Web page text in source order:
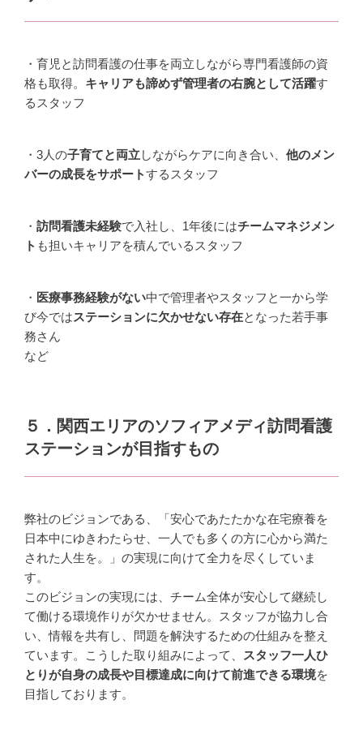
・ 育児と訪問看護の仕事を両立しながら専門看護師の資
格も取得。 キャリアも諦めず管理者の右腕として活躍す
るスタッフ
・3人の子育てと両立しながらケアに向き合い、 他のメン
バーの成長をサポートするスタッフ
・ 訪問看護未経験で入社し、1年後にはチームマネジメン
ト も担いキャリアを積んでいるスタッフ
・ 医療事務経験がない中で管理者やスタッフと一から学
び今ではステーションに欠かせない存在となった若手事
務さん
など
５．関西エリアのソフィアメディ訪問看護
ステーションが目指すもの
弊社のビジョンである、「安心であたたかな在宅療養を
日本中にゆきわたらせ、一人でも多くの方に心から満た
された人生を。」の実現に向けて全力を尽くしていま
す。
このビジョンの実現には、チーム全体が安心して継続し
て働ける環境作りが欠かせません。スタッフが協力し合
い、情報を共有し、問題を解決するための仕組みを整え
ています。こうした取り組みによって、
スタッフ一人ひ
とりが自身の成長や目標達成に向けて前進できる環境を
目指しております。